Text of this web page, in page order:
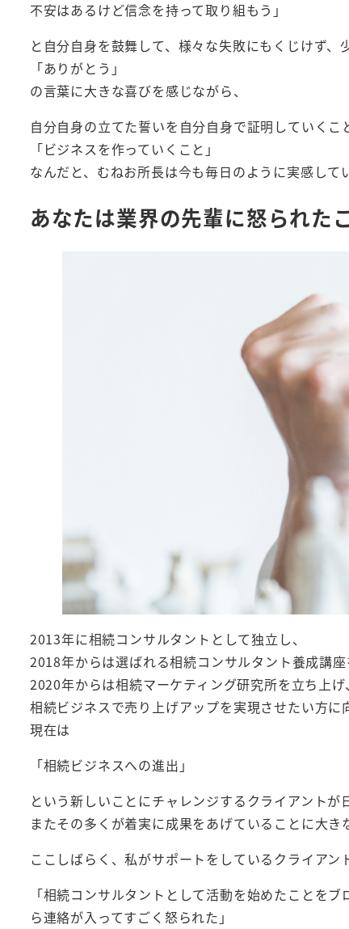
不安はあるけど信念を持って取り組もう」
と自分自身を鼓舞して、様々な失敗にもくじけず、
「ありがとう」
の言葉に大きな喜びを感じながら、
自分自身の立てた誓いを自分自身で証明していくこ
「ビジネスを作っていくこと」
なんだと、むねお所長は今も毎日のように実感して
あなたは業界の先輩に怒られた
2013年に相続コンサルタントとして独立し、
2018年からは選ばれる相続コンサルタント養成講座
2020年からは相続マーケティング研究所を立ち上げ、
相続ビジネスで売り上げアップを実現させたい方に
現在は
「相続ビジネスへの進出」
という新しいことにチャレンジするクライアントが
またその多くが着実に成果をあげていることに大き
ここしばらく、私がサポートをしているクライアン
「相続コンサルタントとして活動を始めたことを
ら連絡が入ってすごく怒られた」